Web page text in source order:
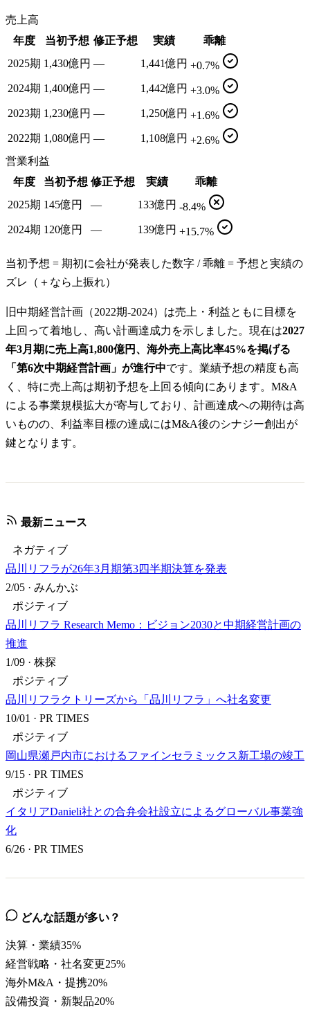
売上高
年度
当初予想 修正予想 実績
乖離
2025期 1,430億円 — 1,441億円 +0.7%
2024期 1,400億円 — 1,442億円 +3.0%
2023期 1,230億円 — 1,250億円 +1.6%
2022期 1,080億円 — 1,108億円 +2.6%
営業利益
年度
当初予想 修正予想 実績
乖離
2025期 145億円 — 133億円 -8.4%
2024期 120億円 — 139億円 +15.7%
当初予想 = 期初に会社が発表した数字 / 乖離 = 予想と実績の
ズレ（＋なら上振れ）
旧中期経営計画（2022期-2024）は売上・利益ともに目標を
上回って着地し、高い計画達成力を示しました。現在は2027
年3月期に売上高1,800億円、海外売上高比率45%を掲げる
「第6次中期経営計画」が進行中です。業績予想の精度も高
く、特に売上高は期初予想を上回る傾向にあります。M&A
による事業規模拡大が寄与しており、計画達成への期待は高
いものの、利益率目標の達成にはM&A後のシナジー創出が
鍵となります。
最新ニュース
ネガティブ
品川リフラが26年3月期第3四半期決算を発表
2/05 · みんかぶ
ポジティブ
品川リフラ Research Memo：ビジョン2030と中期経営計画の
推進
1/09 · 株探
ポジティブ
品川リフラクトリーズから「品川リフラ」へ社名変更
10/01 · PR TIMES
ポジティブ
岡山県瀬戸内市におけるファインセラミックス新工場の竣工
9/15 · PR TIMES
ポジティブ
イタリアDanieli社との合弁会社設立によるグローバル事業強
化
6/26 · PR TIMES
どんな話題が多い？
決算・業績35%
経営戦略・社名変更25%
海外M&A・提携20%
設備投資・新製品20%